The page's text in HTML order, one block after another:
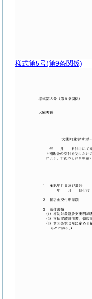
様式第5号(第9条関係)